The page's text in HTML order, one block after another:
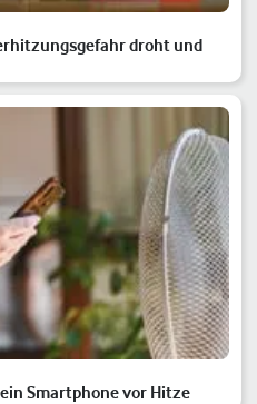
droht und
Smartphone vor Hitze